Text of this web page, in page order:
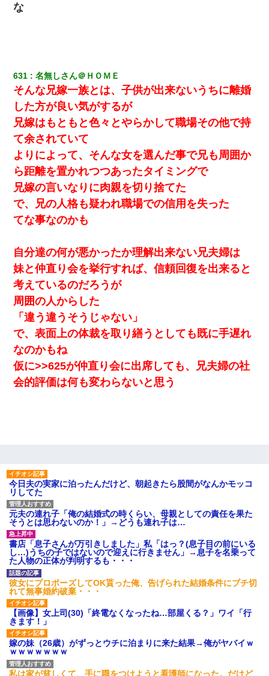
な
631 名無しさん＠ＨＯＭＥ
そんな兄嫁一族とは、子供が出来ないうちに離婚
した方が良い気がするが
兄嫁はもともと色々とやらかして職場その他で持
て余されていて
よりによって、そんな女を選んだ事で兄も周囲か
ら距離を置かれつつあったタイミングで
兄嫁の言いなりに肉親を切り捨てた
で、兄の人格も疑われ職場での信用を失った
てな事なのかも
自分達の何が悪かったか理解出来ない兄夫婦は
妹と仲直り会を挙行すれば、信頼回復を出来ると
考えているのだろうが
周囲の人からした
「違う違うそうじゃない」
で、表面上の体裁を取り繕うとしても既に手遅れ
なのかもね
仮に>>625が仲直り会に出席しても、兄夫婦の社
会的評価は何も変わらないと思う
今日夫の実家に泊ったんだけど、朝起きたら股間がなんかモッコ
リしてた
元夫の連れ子「俺の結婚式の時くらい、母親としての責任を果た
そうとは思わないのか！」→どうも連れ子は…
書店「息子さんが万引きしました」私「はっ？(息子目の前にいる
し…)うちの子ではないので迎えに行きません」→息子を名乗って
た人物の正体が判明するも・・・
彼女にプロポーズしてOK貰った俺、告げられた結婚条件にブチ切
れて無事婚約破棄・・・
【画像】女上司(30)「終電なくなったね…部屋くる？」ワイ「行
きます！」
嫁の妹（26歳）がずっとウチに泊まりに来た結果→俺がヤバイｗ
ｗｗｗｗｗｗｗ
私は家が貧しくて、手に職をつけようと看護師になった。だけど